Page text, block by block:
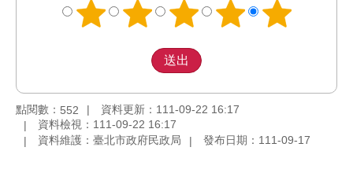
點閱數： 552
資料更新：111-09-22 16:17
資料檢視：111-09-22 16:17
資料維護：臺北市政府民政局
發布日期：111-09-17